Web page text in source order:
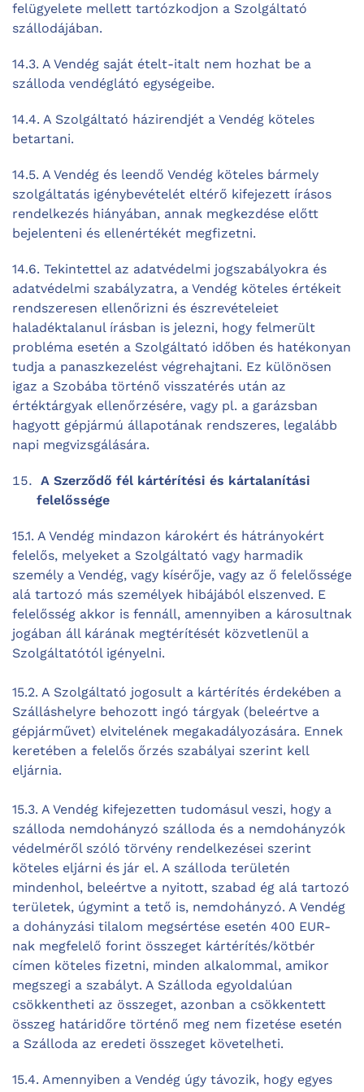
felügyelete mellett tartózkodjon a Szolgáltató
szállodájában.
14.3. A Vendég saját ételt-italt nem hozhat be a
szálloda vendéglátó egységeibe.
14.4. A Szolgáltató házirendjét a Vendég köteles
betartani.
14.5. A Vendég és leendő Vendég köteles bármely
szolgáltatás igénybevételét eltérő kifejezett írásos
rendelkezés hiányában, annak megkezdése előtt
bejelenteni és ellenértékét megfizetni.
14.6. Tekintettel az adatvédelmi jogszabályokra és
adatvédelmi szabályzatra, a Vendég köteles értékeit
rendszeresen ellenőrizni és észrevételeiet
haladéktalanul írásban is jelezni, hogy felmerült
probléma esetén a Szolgáltató időben és hatékonyan
tudja a panaszkezelést végrehajtani. Ez különösen
igaz a Szobába történő visszatérés után az
értéktárgyak ellenőrzésére, vagy pl. a garázsban
hagyott gépjármú állapotának rendszeres, legalább
napi megvizsgálására.
A Szerződő fél kártérítési és kártalanítási
felelőssége
15.1. A Vendég mindazon károkért és hátrányokért
felelős, melyeket a Szolgáltató vagy harmadik
személy a Vendég, vagy kísérője, vagy az ő felelőssége
alá tartozó más személyek hibájából elszenved. E
felelősség akkor is fennáll, amennyiben a károsultnak
jogában áll kárának megtérítését közvetlenül a
Szolgáltatótól igényelni.
15.2. A Szolgáltató jogosult a kártérítés érdekében a
Szálláshelyre behozott ingó tárgyak (beleértve a
gépjárművet) elvitelének megakadályozására. Ennek
keretében a felelős őrzés szabályai szerint kell
eljárnia.
15.3. A Vendég kifejezetten tudomásul veszi, hogy a
szálloda nemdohányzó szálloda és a nemdohányzók
védelméről szóló törvény rendelkezései szerint
köteles eljárni és jár el. A szálloda területén
mindenhol, beleértve a nyitott, szabad ég alá tartozó
területek, úgymint a tető is, nemdohányzó. A Vendég
a dohányzási tilalom megsértése esetén 400 EUR-
nak megfelelő forint összeget kártérítés/kötbér
címen köteles fizetni, minden alkalommal, amikor
megszegi a szabályt. A Szálloda egyoldalúan
csökkentheti az összeget, azonban a csökkentett
összeg határidőre történő meg nem fizetése esetén
a Szálloda az eredeti összeget követelheti.
15.4. Amennyiben a Vendég úgy távozik, hogy egyes